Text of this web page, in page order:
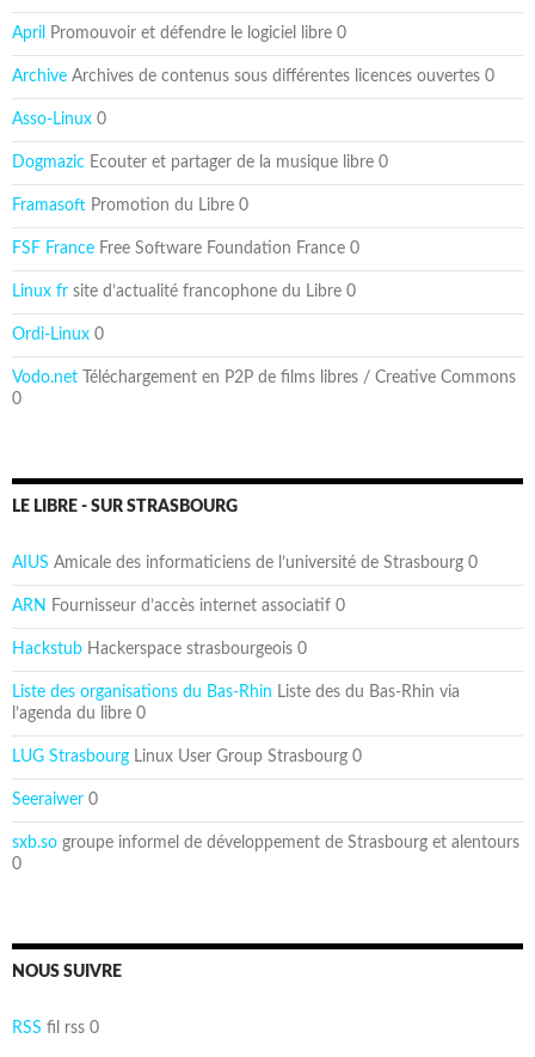
April Promouvoir et défendre le logiciel libre 0
Archive Archives de contenus sous différentes licences ouvertes 0
Asso-Linux 0
Dogmazic Ecouter et partager de la musique libre 0
Framasoft Promotion du Libre 0
FSF France Free Software Foundation France 0
Linux fr site d’actualité francophone du Libre 0
Ordi-Linux 0
Vodo.net Téléchargement en P2P de films libres / Creative Commons
0
LE LIBRE - SUR STRASBOURG
AIUS Amicale des informaticiens de l’université de Strasbourg 0
ARN Fournisseur d’accès internet associatif 0
Hackstub Hackerspace strasbourgeois 0
Liste des organisations du Bas-Rhin Liste des du Bas-Rhin via
l’agenda du libre 0
LUG Strasbourg Linux User Group Strasbourg 0
Seeraiwer 0
sxb.so groupe informel de développement de Strasbourg et alentours
0
NOUS SUIVRE
RSS fil rss 0